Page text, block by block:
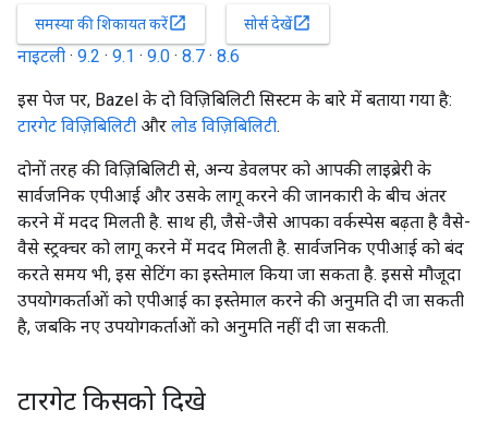
समस्या की शिकायत करेंopen_in_new सोर्स देखेंopen_in_new
नाइटली · 9.2 · 9.1 · 9.0 · 8.7 · 8.6
इस पेज पर, Bazel के दो विज़िबिलिटी सिस्टम के बारे में बताया गया है:
टारगेट विज़िबिलिटी और लोड विज़िबिलिटी.
दोनों तरह की विज़िबिलिटी से, अन्य डेवलपर को आपकी लाइब्रेरी के
सार्वजनिक एपीआई और उसके लागू करने की जानकारी के बीच अंतर
करने में मदद मिलती है. साथ ही, जैसे-जैसे आपका वर्कस्पेस बढ़ता है वैसे-
वैसे स्ट्रक्चर को लागू करने में मदद मिलती है. सार्वजनिक एपीआई को बंद
करते समय भी, इस सेटिंग का इस्तेमाल किया जा सकता है. इससे मौजूदा
उपयोगकर्ताओं को एपीआई का इस्तेमाल करने की अनुमति दी जा सकती
है, जबकि नए उपयोगकर्ताओं को अनुमति नहीं दी जा सकती.
टारगेट किसको दिखे